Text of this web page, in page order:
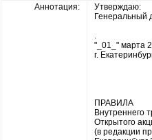
Аннотация:
Утверждаю:
Генеральный
.
"_01_" марта
г.
ПРАВИЛА
Внутреннего
Открытого
(в редакции